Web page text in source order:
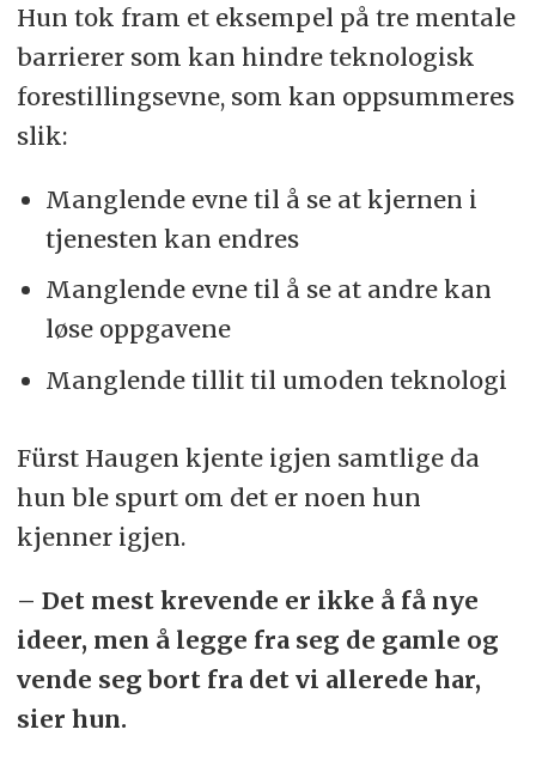
Hun tok fram et eksempel på tre mentale
barrierer som kan hindre teknologisk
forestillingsevne, som kan oppsummeres
slik:
Manglende evne til å se at kjernen i
tjenesten kan endres
Manglende evne til å se at andre kan
løse oppgavene
Manglende tillit til umoden teknologi
Fürst Haugen kjente igjen samtlige da
hun ble spurt om det er noen hun
kjenner igjen.
– Det mest krevende er ikke å få nye
ideer, men å legge fra seg de gamle og
vende seg bort fra det vi allerede har,
sier hun.